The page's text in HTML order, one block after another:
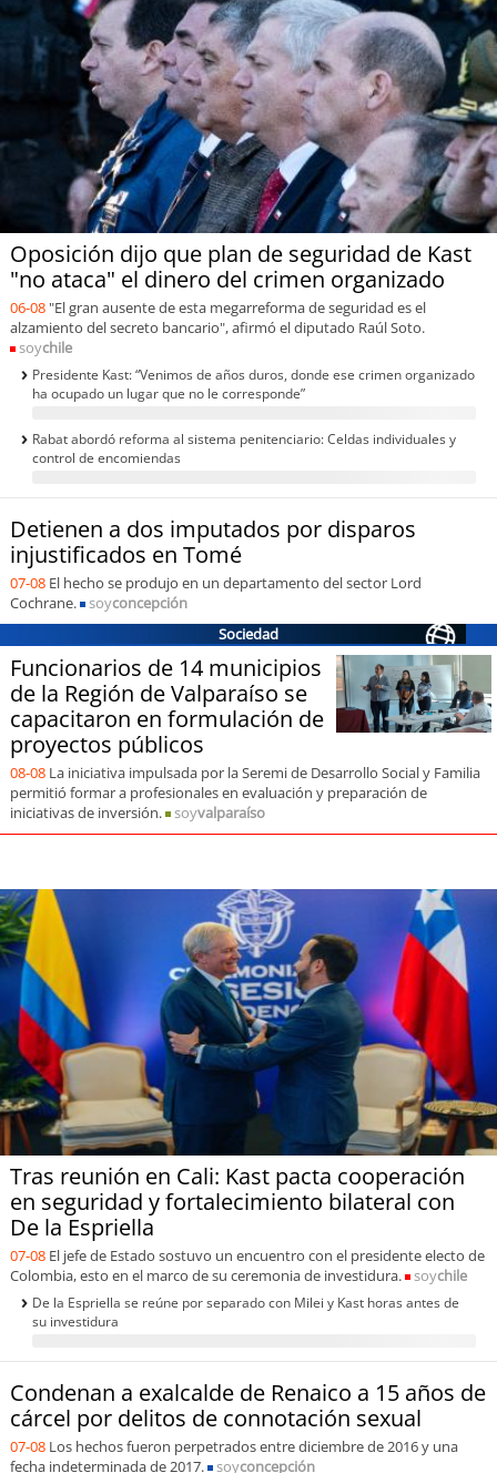
soyvaldivia
soyosorno
soypuertomontt
soychiloé
Oposición dijo que plan de seguridad de Kast
"no ataca" el dinero del crimen organizado
06-08 "El gran ausente de esta megarreforma de seguridad es el
alzamiento del secreto bancario", afirmó el diputado Raúl Soto.
soychile
Presidente Kast: “Venimos de años duros, donde ese crimen organizado
ha ocupado un lugar que no le corresponde”
Rabat abordó reforma al sistema penitenciario: Celdas individuales y
control de encomiendas
Detienen a dos imputados por disparos
injustificados en Tomé
07-08 El hecho se produjo en un departamento del sector Lord
Cochrane.
soyconcepción
Sociedad
Funcionarios de 14 municipios
de la Región de Valparaíso se
capacitaron en formulación de
proyectos públicos
08-08 La iniciativa impulsada por la Seremi de Desarrollo Social y Familia
permitió formar a profesionales en evaluación y preparación de
iniciativas de inversión.
soyvalparaíso
Tras reunión en Cali: Kast pacta cooperación
en seguridad y fortalecimiento bilateral con
De la Espriella
07-08 El jefe de Estado sostuvo un encuentro con el presidente electo de
Colombia, esto en el marco de su ceremonia de investidura.
soychile
De la Espriella se reúne por separado con Milei y Kast horas antes de
su investidura
Condenan a exalcalde de Renaico a 15 años de
cárcel por delitos de connotación sexual
07-08 Los hechos fueron perpetrados entre diciembre de 2016 y una
fecha indeterminada de 2017.
soyconcepción